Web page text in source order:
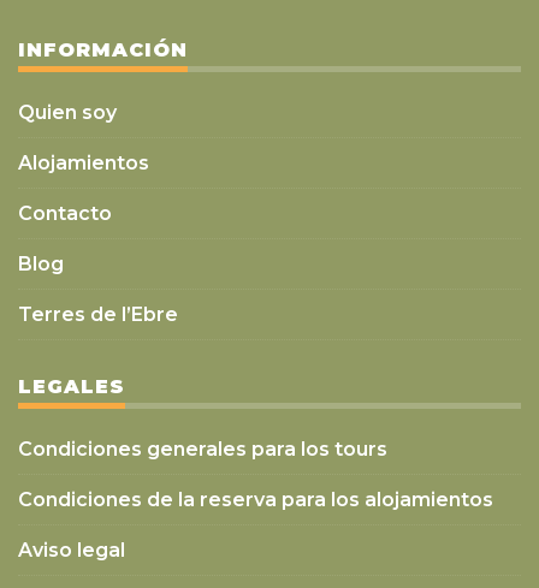
INFORMACIÓN
Quien soy
Alojamientos
Contacto
Blog
Terres de l’Ebre
LEGALES
Condiciones generales para los tours
Condiciones de la reserva para los alojamientos
Aviso legal